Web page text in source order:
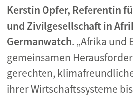
Kerstin Opfer, Referentin
und Zivilgesellschaft in
Germanwatch. „Afrika und
gemeinsamen
gerechten,
ihrer Wirtschaftssysteme